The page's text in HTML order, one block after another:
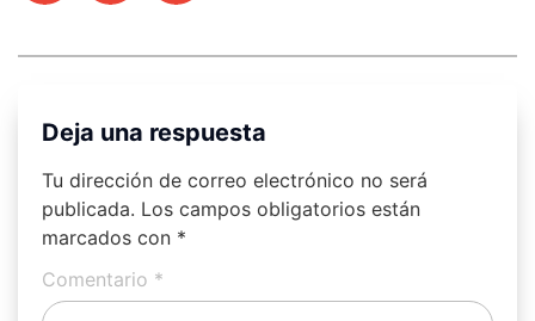
Deja una respuesta
Tu dirección de correo electrónico no será
publicada. Los campos obligatorios están
marcados con *
Comentario *